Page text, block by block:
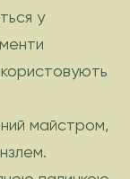
у
майстром,